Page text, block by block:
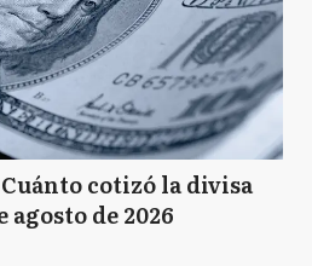
cotizó la divisa
agosto de 2026